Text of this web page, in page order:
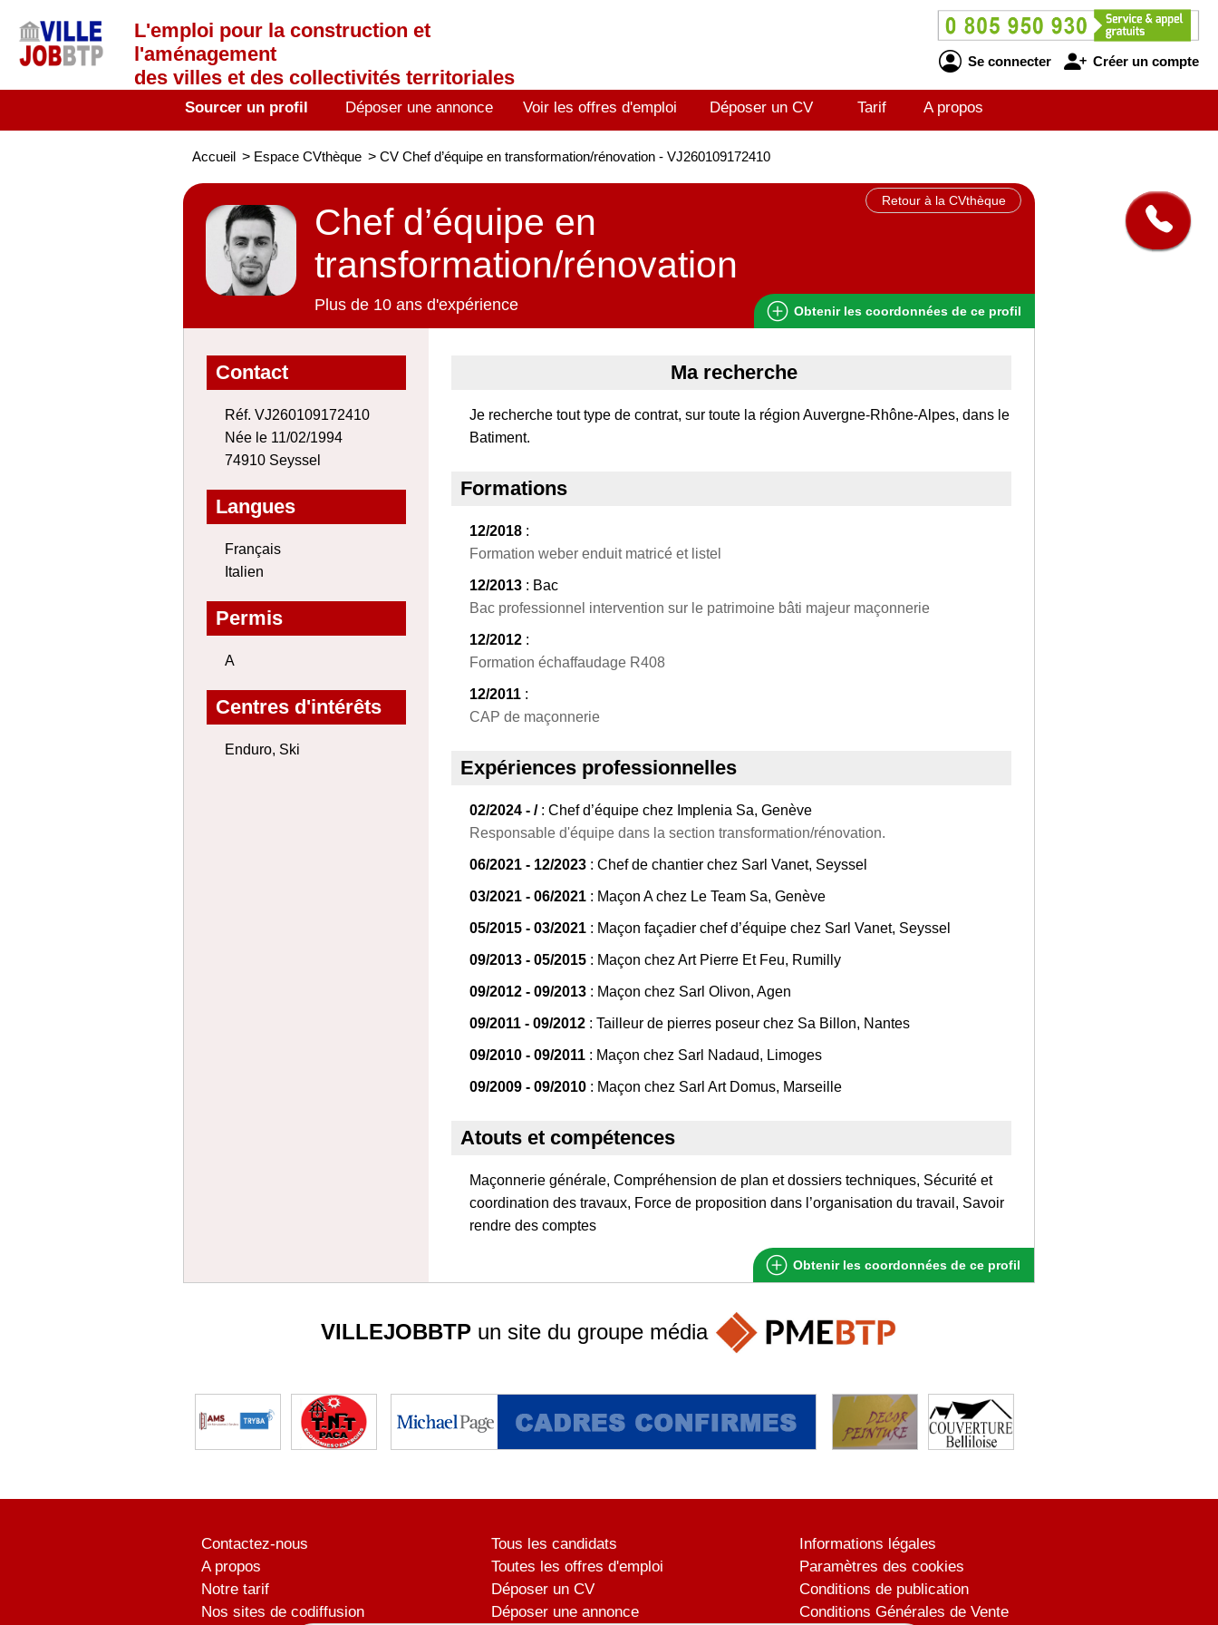
L'emploi pour la construction et
l'aménagement
des villes et des collectivités territoriales
Se connecter Créer un compte
Sourcer un profil Déposer une annonce Voir les offres d'emploi Déposer un CV Tarif A propos
Accueil > Espace CVthèque > CV Chef d’équipe en transformation/rénovation - VJ260109172410
Retour à la CVthèque
Chef d’équipe en
transformation/rénovation
Plus de 10 ans d'expérience Obtenir les coordonnées de ce profil
Contact
Réf. VJ260109172410
Née le 11/02/1994
74910 Seyssel
Langues
Français
Italien
Permis
A
Centres d'intérêts
Enduro, Ski
Ma recherche
Je recherche tout type de contrat, sur toute la région Auvergne-Rhône-Alpes, dans le
Batiment.
Formations
12/2018 :
Formation weber enduit matricé et listel
12/2013 : Bac
Bac professionnel intervention sur le patrimoine bâti majeur maçonnerie
12/2012 :
Formation échaffaudage R408
12/2011 :
CAP de maçonnerie
Expériences professionnelles
02/2024 - /: Chef d’équipe chez Implenia Sa, Genève
Responsable d'équipe dans la section transformation/rénovation.
06/2021 - 12/2023 : Chef de chantier chez Sarl Vanet, Seyssel
03/2021 - 06/2021 : Maçon A chez Le Team Sa, Genève
05/2015 - 03/2021 : Maçon façadier chef d’équipe chez Sarl Vanet, Seyssel
09/2013 - 05/2015 : Maçon chez Art Pierre Et Feu, Rumilly
09/2012 - 09/2013 : Maçon chez Sarl Olivon, Agen
09/2011 - 09/2012 : Tailleur de pierres poseur chez Sa Billon, Nantes
09/2010 - 09/2011 : Maçon chez Sarl Nadaud, Limoges
09/2009 - 09/2010 : Maçon chez Sarl Art Domus, Marseille
Atouts et compétences
Maçonnerie générale, Compréhension de plan et dossiers techniques, Sécurité et
coordination des travaux, Force de proposition dans l’organisation du travail, Savoir
rendre des comptes
Obtenir les coordonnées de ce profil
VILLEJOBBTPun site du groupe média
Contactez-nous
A propos
Notre tarif
Nos sites de codiffusion
Tous les candidats
Toutes les offres d'emploi
Déposer un CV
Déposer une annonce
Informations légales
Paramètres des cookies
Conditions de publication
Conditions Générales de Vente